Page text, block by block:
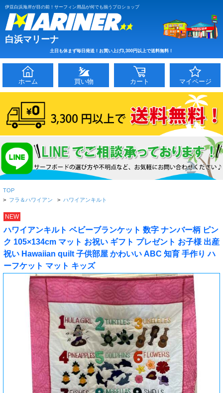
伊豆白浜海岸が目の前！サーフィン用品が何でも揃うプロショップ
白浜マリーナ
土日も休まず毎日発送！お買い上げ3,300円以上で送料無料！
ホーム 買い物 カート マイページ
TOP
> フラ＆ハワイアン > ハワイアンキルト
NEW
ハワイアンキルト ベビーブランケット 数字 ナンバー柄 ピン
ク 105×134cm マット お祝い ギフト プレゼント お子様 出産
祝い Hawaiian quilt 子供部屋 かわいい ABC 知育 手作り ハ
ーフケット マット キッズ